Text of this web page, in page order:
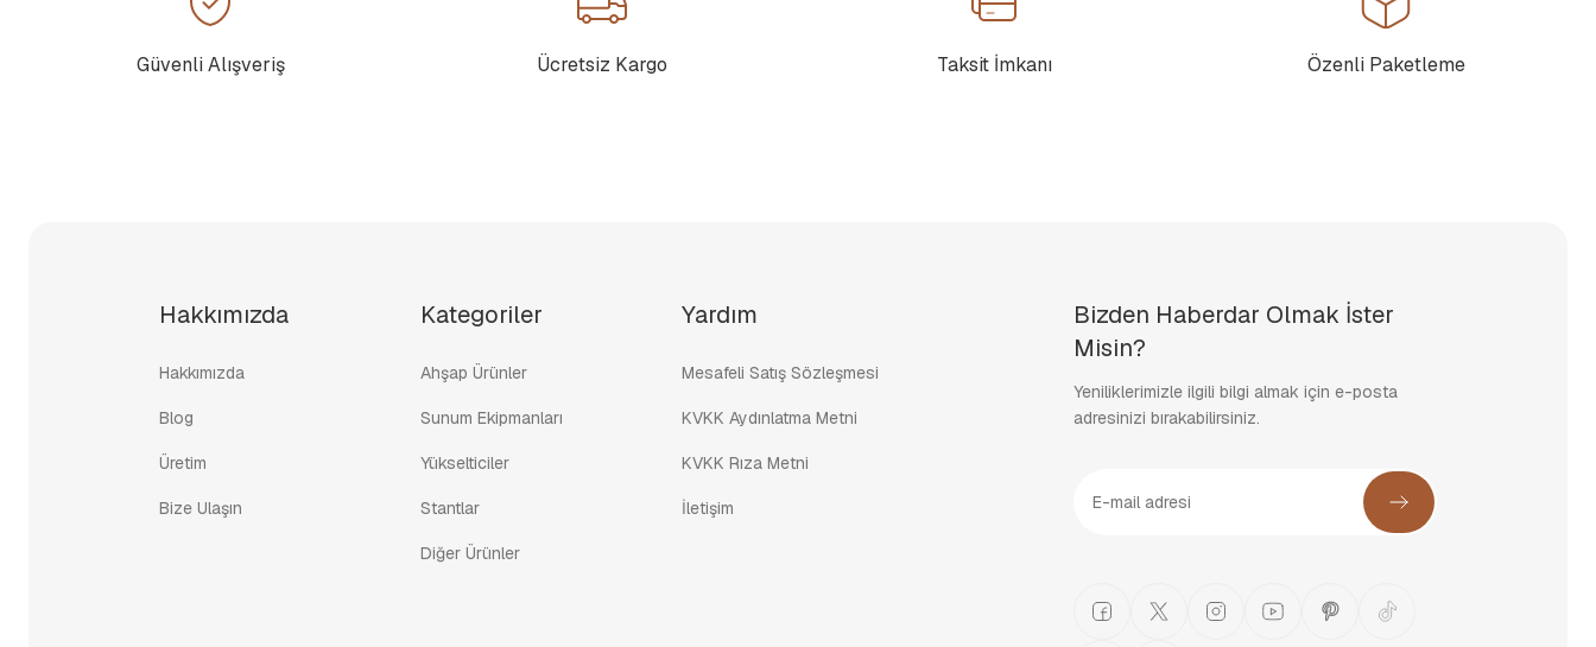
Güvenli Alışveriş Ücretsiz Kargo Taksit İmkanı Özenli Paketleme
Hakkımızda
Hakkımızda
Blog
Üretim
Bize Ulaşın
Kategoriler
Ahşap Ürünler
Sunum Ekipmanları
Yükselticiler
Stantlar
Diğer Ürünler
Yardım
Mesafeli Satış Sözleşmesi
KVKK Aydınlatma Metni
KVKK Rıza Metni
İletişim
Bizden Haberdar Olmak İster
Misin?
Yeniliklerimizle ilgili bilgi almak için e-posta
adresinizi bırakabilirsiniz.